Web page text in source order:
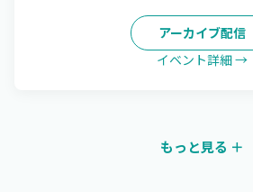
アーカイブ配信
イベント詳細 →
もっと見る ＋